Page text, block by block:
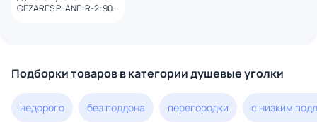
CEZARES PLANE-R-2-90-
Подборки товаров в категории душевые уголки
недорого без поддона перегородки с низким